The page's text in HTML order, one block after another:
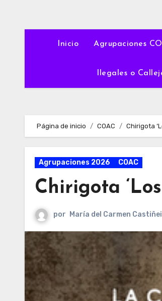
Inicio Agrupaciones
Ilegales o
Página de inicio COAC Chirigota
Agrupaciones 2026 COAC
Chirigota
por María del Carmen